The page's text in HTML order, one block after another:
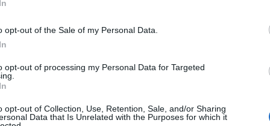
opt-out of the Sale of my Personal Data.
opt-out of processing my Personal Data for Targeted
opt-out of Collection, Use, Retention, Sale, and/or Sharing
Data that Is Unrelated with the Purposes for which it
süllyedt, a foglalkoztatottsági ráta pedig
nőtt, így elérte a 73,8 százalékot. Így már
van munkája, ami történelmi csúcs - mutatott rá
megjegyezve, hogy ehhez jelentős mértékben